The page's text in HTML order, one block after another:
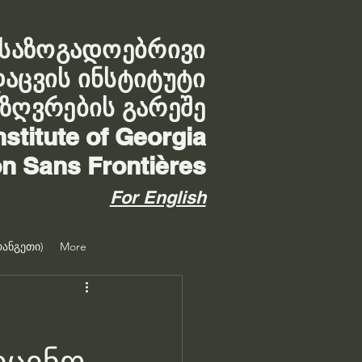
ინსტიტუტი
გარეშე
of Georgia
Sans Frontières
For English
More